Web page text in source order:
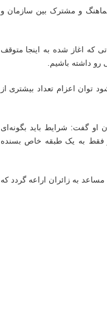
و مشترک بین سازمان و
که اغاز شده به اینجا متوقف
رو داشته باشیم.
توان اعزام تعداد بیشتری از
او گفت: شرایط باید بگونه‌ای
و فقط به یک طبقه خاص بسنده
به زائران اراعه گردد که